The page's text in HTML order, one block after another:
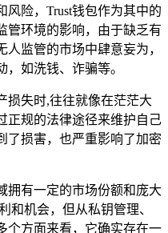
风险，Trust钱包作为其中的
管环境的影响，由于缺乏有
监管的市场中肆意妄为，
，如洗钱、诈骗等。
损失时,往往就像在茫茫大
正规的法律途径来维护自己
了损害，也严重影响了加密
拥有一定的市场份额和庞大
和机会，但从私钥管理、
个方面来看，它确实存在一